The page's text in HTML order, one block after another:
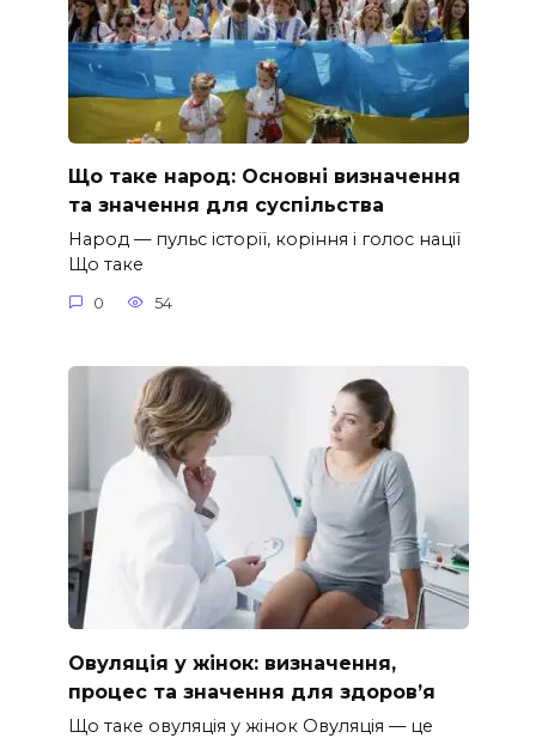
Що таке народ: Основні визначення
та значення для суспільства
Народ — пульс історії, коріння і голос нації
Що таке
0 54
Овуляція у жінок: визначення,
процес та значення для здоров’я
Що таке овуляція у жінок Овуляція — це